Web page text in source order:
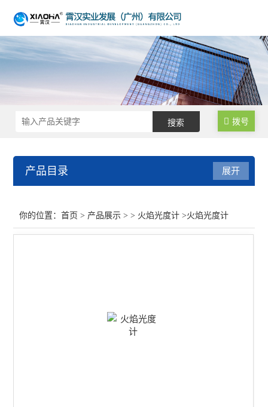
拨号
产品目录
查看全部 >>
展开
你的位置：首页 > 产品展示 > > 火焰光度计 >火焰光度计